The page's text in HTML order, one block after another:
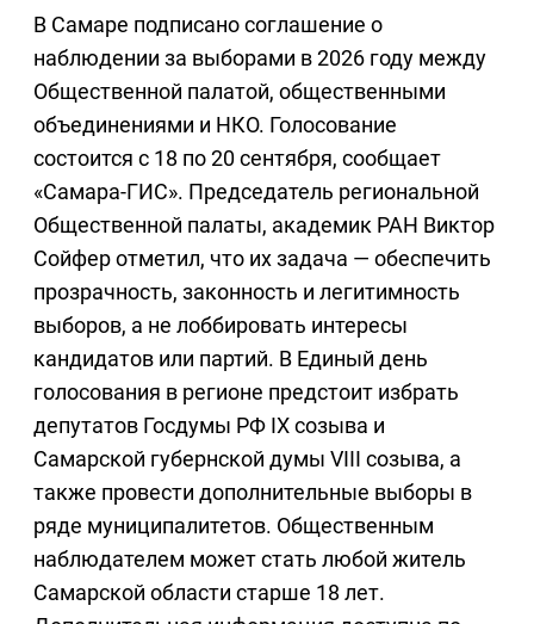
В Самаре подписано соглашение о
наблюдении за выборами в 2026 году между
Общественной палатой, общественными
объединениями и НКО. Голосование
состоится с 18 по 20 сентября, сообщает
«Самара-ГИС». Председатель региональной
Общественной палаты, академик РАН Виктор
Сойфер отметил, что их задача — обеспечить
прозрачность, законность и легитимность
выборов, а не лоббировать интересы
кандидатов или партий. В Единый день
голосования в регионе предстоит избрать
депутатов Госдумы РФ IX созыва и
Самарской губернской думы VIII созыва, а
также провести дополнительные выборы в
ряде муниципалитетов. Общественным
наблюдателем может стать любой житель
Самарской области старше 18 лет.